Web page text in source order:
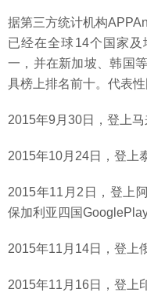
据第三方统计机构
已经在全球14个国家
一，并在新加坡、韩国
具榜上排名前十。代表性
2015年9月30日，登上
2015年10月24日，登上
2015年11月2日，登上
保加利亚四国
2015年11月14日，登上
2015年11月16日，登上